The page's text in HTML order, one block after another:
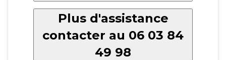
Plus d'assistance
contacter au 06 03 84
49 98